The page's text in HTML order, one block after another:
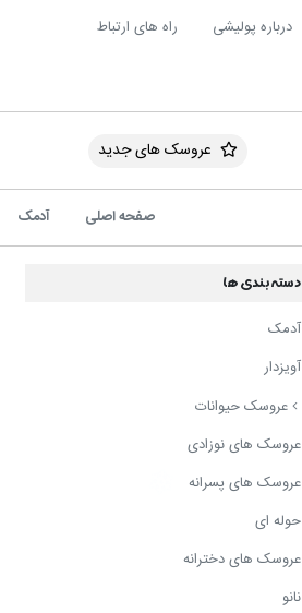
درباره پولیشی راه های ارتباط
عروسک های جدید
صفحه اصلی آدمک
دسته بندی ها
آدمک
آویزدار
عروسک حیوانات
عروسک های نوزادی
عروسک های پسرانه
حوله ای
عروسک های دخترانه
نانو